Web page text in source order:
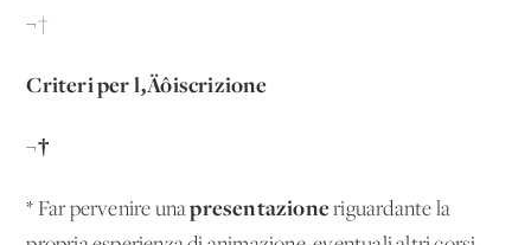
¬†
Criteri per l‚Äôiscrizione
¬†
* Far pervenire unapresentazioneriguardante la